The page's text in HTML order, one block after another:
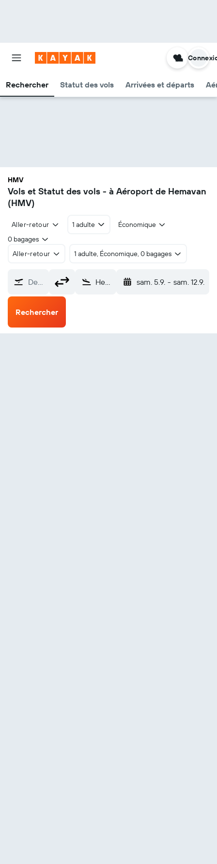
Rechercher Statut des vols Arrivées et départs
HMV
Vols et Statut des vols - à Aéroport de Hemavan
(HMV)
Aller-retour 1 adulte
Économique
0 bagages
Aller-retour
1 adulte, Économique, 0 bagages
De… Hemavan (HMV) sam. 5.9. - sam. 12.9.
Rechercher